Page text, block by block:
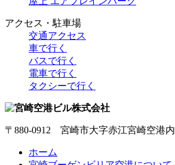
アクセス・駐車場
交通アクセス
車で行く
バスで行く
電車で行く
タクシーで行く
〒880-0912 宮崎市大字赤江宮崎空港内
ホーム